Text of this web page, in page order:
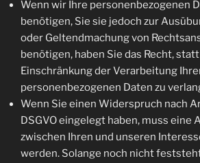
Wenn wir Ihre personenbezogenen
benötigen, Sie sie jedoch zur
oder Geltendmachung von
benötigen, haben Sie das Recht,
Einschränkung der Verarbeitung
personenbezogenen Daten zu
Wenn Sie einen Widerspruch nach
DSGVO eingelegt haben, muss eine
zwischen Ihren und unseren
werden. Solange noch nicht